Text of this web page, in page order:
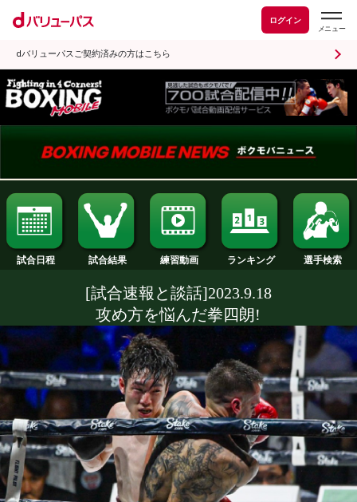
ログイン
dバリューパスご契約済みの方はこちら
試合結果 練習動画
[試合速報と談話]2023.9.18
攻め方を悩んだ拳四朗!